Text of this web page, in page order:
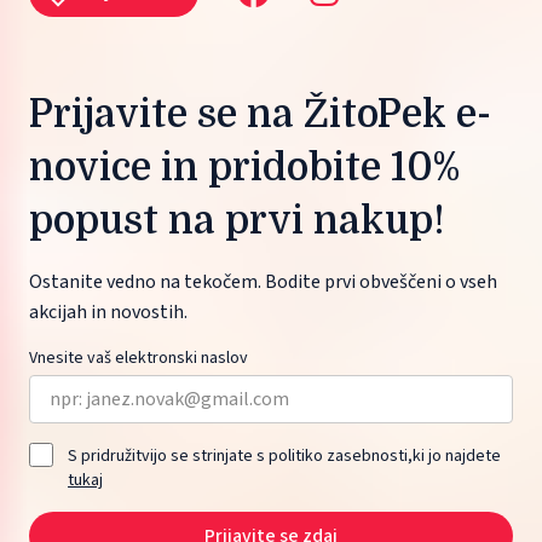
Prijavite se na ŽitoPek e-
novice in pridobite 10%
popust na prvi nakup!
Ostanite vedno na tekočem. Bodite prvi obveščeni o vseh
akcijah in novostih.
Vnesite vaš elektronski naslov
S pridružitvijo se strinjate s politiko zasebnosti,ki jo najdete
tukaj
Prijavite se zdaj